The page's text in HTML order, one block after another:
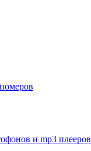
и mp3 плееров